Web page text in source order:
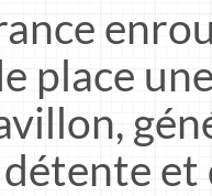
place
et